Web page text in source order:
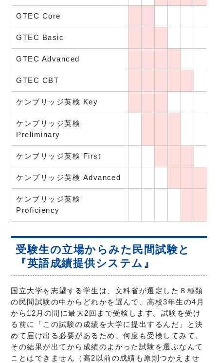
GTEC Core
GTEC Basic
GTEC Advanced
GTEC CBT
ケンブリッジ英検 Key
ケンブリッジ英検
Preliminary
ケンブリッジ英検 First
ケンブリッジ英検 Advanced
ケンブリッジ英検
Proficiency
受験生の立場からみた民間試験と
『英語成績提供システム』
国立大学を志望する学生は、文科省が選定した８種類
の民間試験の中からどれかを選んで、高校3年生の4月
から12月の間に最大2回まで受検します。試験を受け
る前に「この試験の成績を大学に提出するんだ」と決
めて届け出る必要があるため、何度も受検してみて、
その結果が出てから成績のよかった試験を選ぶなんて
ことはできません（高2以前の成績も原則つかえませ